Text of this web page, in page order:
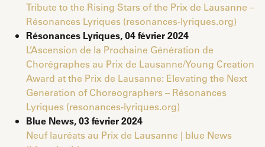
Tribute to the Rising Stars of the Prix de Lausanne –
Résonances Lyriques (resonances-lyriques.org)
Résonances Lyriques, 04 février 2024
L’Ascension de la Prochaine Génération de
Chorégraphes au Prix de Lausanne/Young Creation
Award at the Prix de Lausanne: Elevating the Next
Generation of Choreographers – Résonances
Lyriques (resonances-lyriques.org)
Blue News, 03 février 2024
Neuf lauréats au Prix de Lausanne | blue News